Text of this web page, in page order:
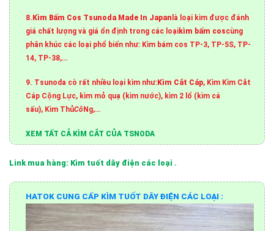
8. Kìm Bấm Cos Tsunoda Made In Japan là loại kìm được đánh
giá chất lượng và giá ổn định trong các loại kìm bấm coscùng
phân khúc các loại phổ biến như: Kìm bám cos TP-3, TP-5S, TP-
14, TP-38,…
9. Tsunoda cò rất nhiều loại kìm như: Kìm Cắt Cáp, Kìm Kìm Cắt
Cáp Cộng Lực, kìm mỏ quạ (kìm nước), kìm 2 lổ (kìm cá
sấu), Kìm ThủCô Ng,…
XEM TẤT CẢ KÌM CẮT CỦA TSNODA
Link mua hàng: Kìm tuốt dây điện các loại .
HATOK CUNG CẤP KÌM TUỐT DÂY ĐIỆN CÁC LOẠI :